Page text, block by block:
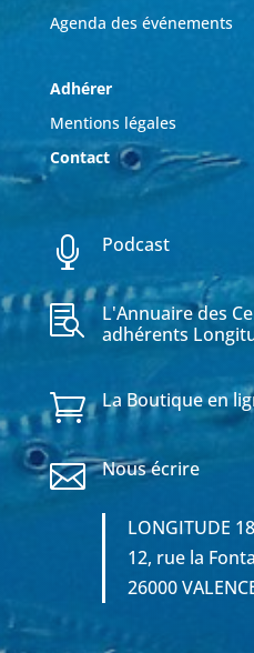
Agenda des événements
Adhérer
Mentions légales
Contact
 Podcast

L'Annuaire des
adhérents
 La Boutique en
 Nous écrire
LONGITUDE
12, rue la
26000